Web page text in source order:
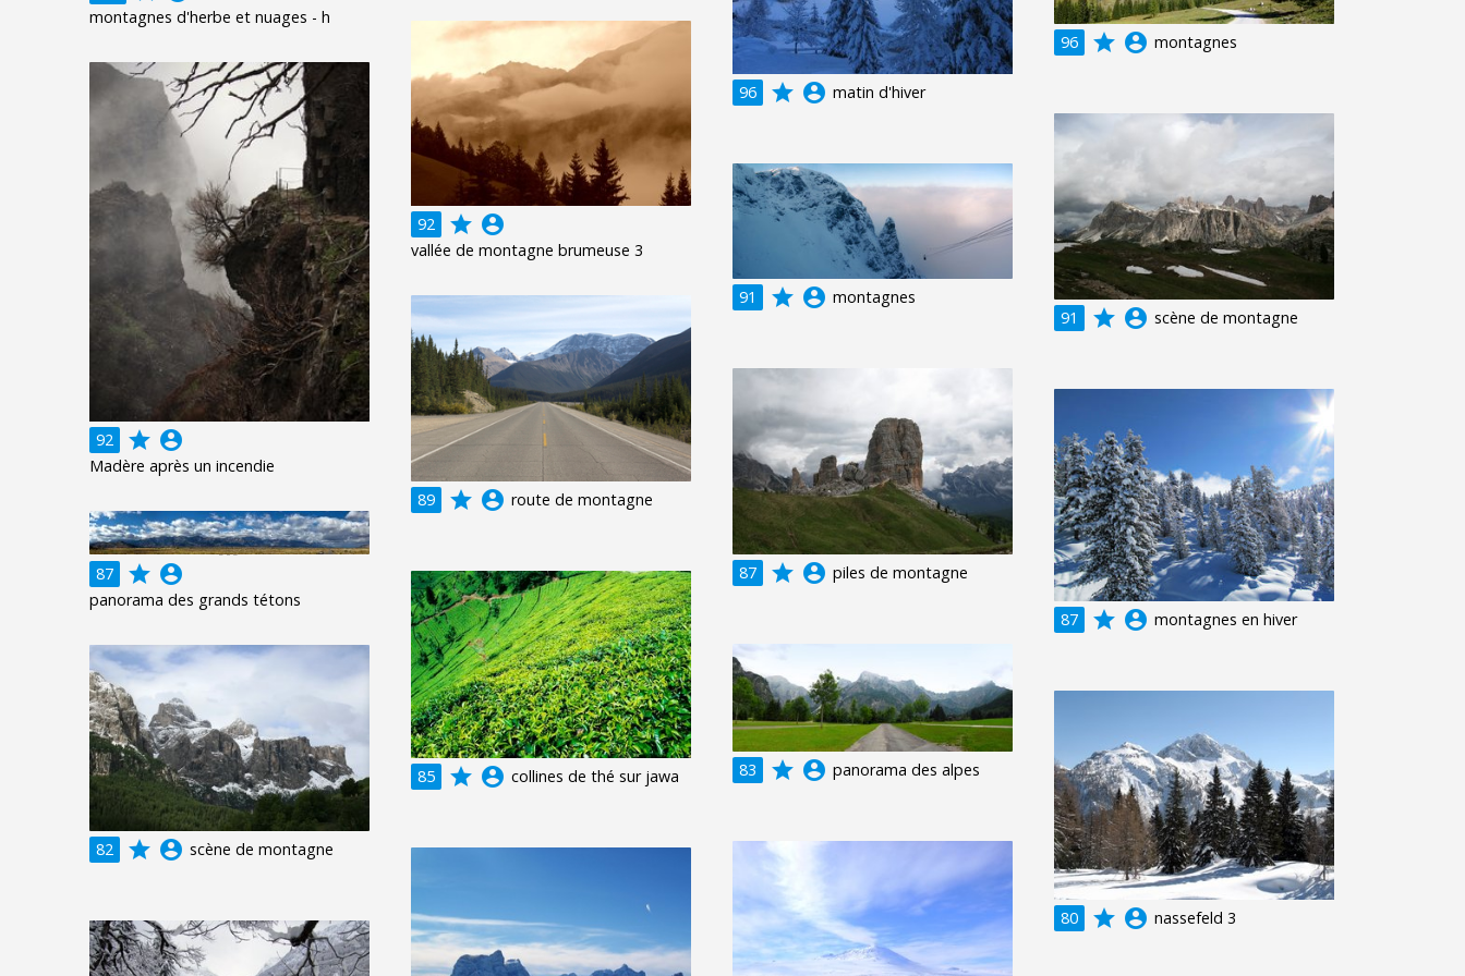
montagnes d'herbe et nuages - h
96 grade account_circle matin d'hiver
96 grade account_circle montagnes
92 grade account_circle
vallée de montagne brumeuse 3
92 grade account_circle
Madère après un incendie
91 grade account_circle scène de montagne
91 grade account_circle montagnes
89 grade account_circle route de montagne
87 grade account_circle piles de montagne
87 grade account_circle montagnes en hiver
87 grade account_circle
panorama des grands tétons
85 grade account_circle collines de thé sur jawa 83 grade account_circle panorama des alpes
82 grade account_circle scène de montagne
80 grade account_circle nassefeld 3